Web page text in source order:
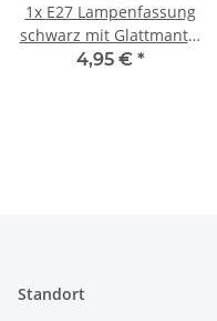
1x E27 Lampenfassung
schwarz mit Glattmantel
und Wippschalter
4,95 € *
Standort